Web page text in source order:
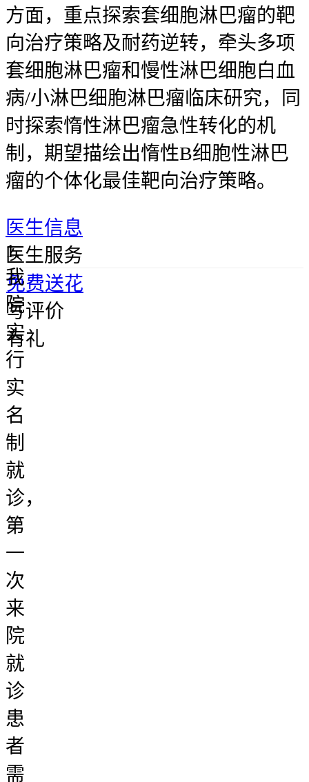
方面，重点探索套细胞淋巴瘤的靶
向治疗策略及耐药逆转，牵头多项
套细胞淋巴瘤和慢性淋巴细胞白血
病/小淋巴细胞淋巴瘤临床研究，同
时探索惰性淋巴瘤急性转化的机
制，期望描绘出惰性B细胞性淋巴
瘤的个体化最佳靶向治疗策略。
医生信息
1.
我
院
实
行
实
名
制
就
诊，
第
一
次
来
院
就
诊
患
者
需
医生服务
免费送花
写评价
有礼